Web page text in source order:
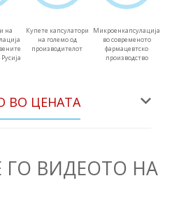
на
Купете капсулатори
на големо од
производителот
Микроенкапсулација
во современото
фармацевтско
производство
ВО ЦЕНАТА
ГО ВИДЕОТО НА